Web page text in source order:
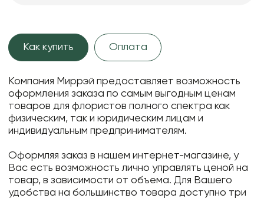
Как купить Оплата
Компания Миррэй предоставляет возможность
оформления заказа по самым выгодным ценам
товаров для флористов полного спектра как
физическим, так и юридическим лицам и
индивидуальным предпринимателям.
Оформляя заказ в нашем интернет-магазине, у
Вас есть возможность лично управлять ценой на
товар, в зависимости от объема. Для Вашего
удобства на большинство товара доступно три